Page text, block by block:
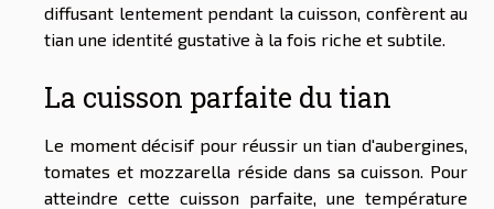
diffusant lentement pendant la cuisson, confèrent au
tian une identité gustative à la fois riche et subtile.
La cuisson parfaite du tian
Le moment décisif pour réussir un tian d'aubergines,
tomates et mozzarella réside dans sa cuisson. Pour
atteindre cette cuisson parfaite, une température